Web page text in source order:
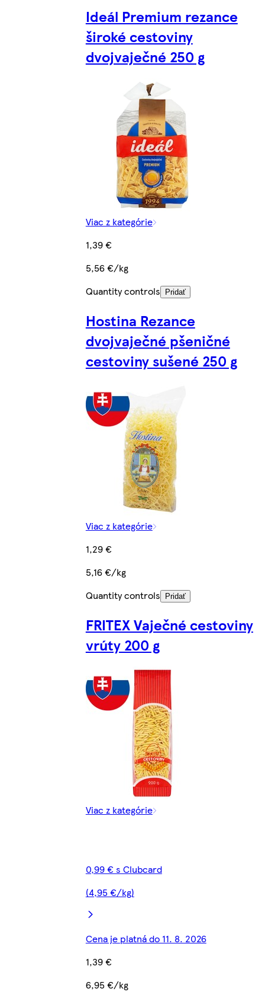
Ideál Premium rezance
široké cestoviny
dvojvaječné 250 g
Viac z kategórie
1,39 €
5,56 €/kg
Quantity controls
Pridať
Hostina Rezance
dvojvaječné pšeničné
cestoviny sušené 250 g
Viac z kategórie
1,29 €
5,16 €/kg
Quantity controls
Pridať
FRITEX Vaječné cestoviny
vrúty 200 g
Viac z kategórie
0,99 € s Clubcard
(4,95 €/kg)
Cena je platná do 11. 8. 2026
1,39 €
6,95 €/kg